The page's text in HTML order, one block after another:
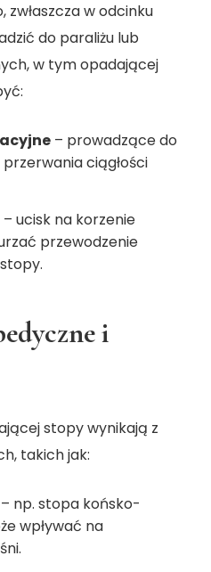
zwłaszcza w odcinku
do paraliżu lub
w tym opadającej
– prowadzące do
ciągłości
– ucisk na korzenie
przewodzenie
i
stopy wynikają z
takich jak:
– np. stopa końsko-
wpływać na